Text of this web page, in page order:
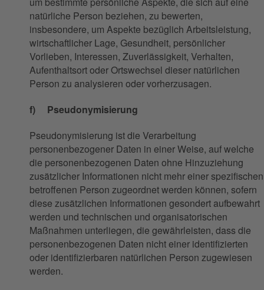
natürliche Person beziehen, zu bewerten,
insbesondere, um Aspekte bezüglich Arbeitsleistung,
wirtschaftlicher Lage, Gesundheit, persönlicher
Vorlieben, Interessen, Zuverlässigkeit, Verhalten,
Aufenthaltsort oder Ortswechsel dieser natürlichen
Person zu analysieren oder vorherzusagen.
f) Pseudonymisierung
Pseudonymisierung ist die Verarbeitung
personenbezogener Daten in einer Weise, auf welche
die personenbezogenen Daten ohne Hinzuziehung
zusätzlicher Informationen nicht mehr einer spezifischen
betroffenen Person zugeordnet werden können, sofern
diese zusätzlichen Informationen gesondert aufbewahrt
werden und technischen und organisatorischen
Maßnahmen unterliegen, die gewährleisten, dass die
personenbezogenen Daten nicht einer identifizierten
oder identifizierbaren natürlichen Person zugewiesen
werden.